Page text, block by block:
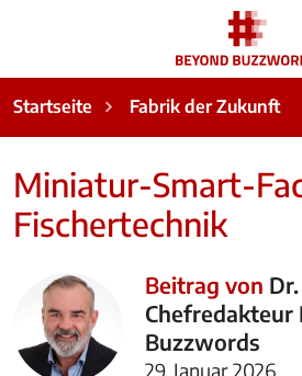
Startseite Fabrik der Zukunft
Miniatur-Smart-
Fischertechnik
Beitrag von
Chefredakteur
Buzzwords
29. Januar 2026